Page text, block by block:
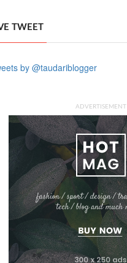
TWEET
by @taudariblogger
ADVERTISEMENT